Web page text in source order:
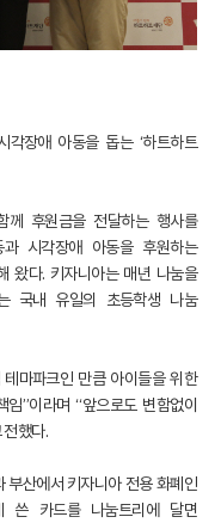
각장애 아동을 돕는 ‘하트하트
께 후원금을 전달하는 행사를
시각장애 아동을 후원하는
왔다. 키자니아는 매년 나눔을
국내 유일의 초등학생 나눔
마파크인 만큼 아이들을 위한
”이라며 “앞으로도 변함없이
했다.
산에서 키자니아 전용 화폐인
쓴 카드를 나눔트리에 달면